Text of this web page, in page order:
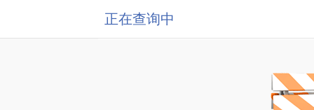
正在查询中